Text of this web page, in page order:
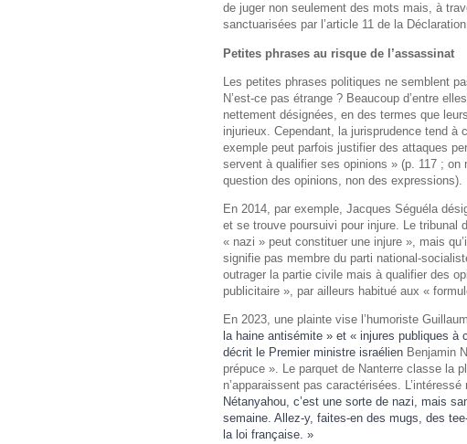
de juger non seulement des mots mais, à
sanctuarisées par l’article 11 de la
Petites phrases au risque de l’assassinat
Les petites phrases politiques ne semblent
N’est-ce pas étrange ? Beaucoup d’entre
nettement désignées, en des termes que
injurieux. Cependant, la jurisprudence tend à
exemple peut parfois justifier des attaques
servent à qualifier ses opinions » (p. 117 ; on
question des opinions, non des expressions).
En 2014, par exemple, Jacques Séguéla
et se trouve poursuivi pour injure. Le tribunal
« nazi » peut constituer une injure », mais
signifie pas membre du parti national-
outrager la partie civile mais à qualifier des
publicitaire », par ailleurs habitué aux «
En 2023, une plainte vise l’humoriste
la haine antisémite » et « injures publiques
décrit le Premier ministre israélien Benjamin
prépuce ». Le parquet de Nanterre classe la
n’apparaissent pas caractérisées.
Nétanyahou, c’est une sorte de nazi, mais
semaine. Allez-y, faites-en des mugs, des
la loi française. »